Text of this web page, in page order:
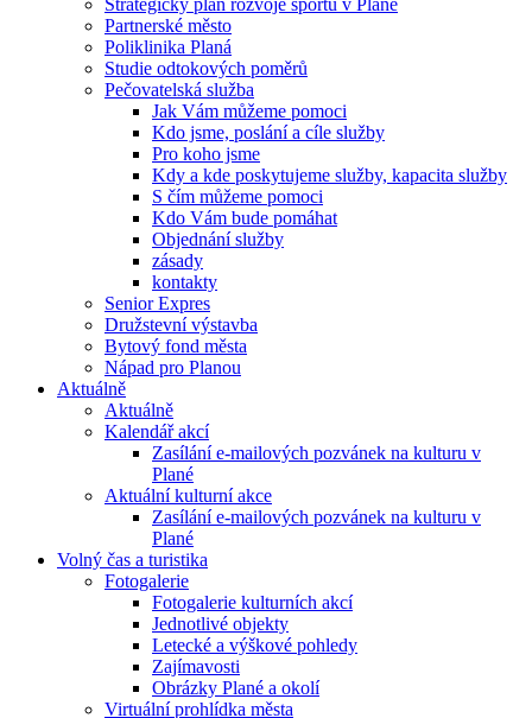
Strategický plán rozvoje sportu v Plané
Partnerské město
Poliklinika Planá
Studie odtokových poměrů
Pečovatelská služba
Jak Vám můžeme pomoci
Kdo jsme, poslání a cíle služby
Pro koho jsme
Kdy a kde poskytujeme služby, kapacita služby
S čím můžeme pomoci
Kdo Vám bude pomáhat
Objednání služby
zásady
kontakty
Senior Expres
Družstevní výstavba
Bytový fond města
Nápad pro Planou
Aktuálně
Aktuálně
Kalendář akcí
Zasílání e-mailových pozvánek na kulturu v
Plané
Aktuální kulturní akce
Zasílání e-mailových pozvánek na kulturu v
Plané
Volný čas a turistika
Fotogalerie
Fotogalerie kulturních akcí
Jednotlivé objekty
Letecké a výškové pohledy
Zajímavosti
Obrázky Plané a okolí
Virtuální prohlídka města